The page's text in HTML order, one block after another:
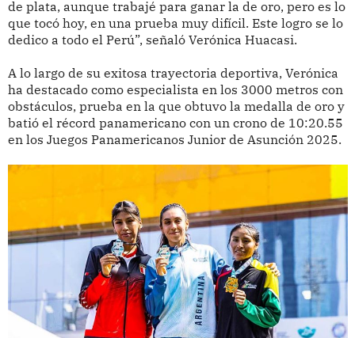
de plata, aunque trabajé para ganar la de oro, pero es lo
que tocó hoy, en una prueba muy difícil. Este logro se lo
dedico a todo el Perú”, señaló Verónica Huacasi.
A lo largo de su exitosa trayectoria deportiva, Verónica
ha destacado como especialista en los 3000 metros con
obstáculos, prueba en la que obtuvo la medalla de oro y
batió el récord panamericano con un crono de 10:20.55
en los Juegos Panamericanos Junior de Asunción 2025.